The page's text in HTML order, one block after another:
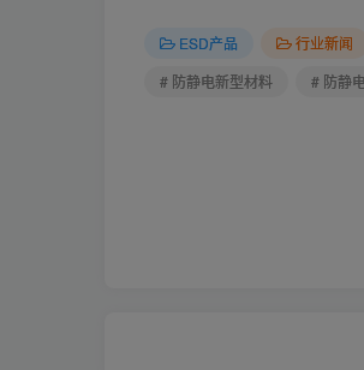
ESD产品
行业新闻
# 防静电新型材料
# 防静